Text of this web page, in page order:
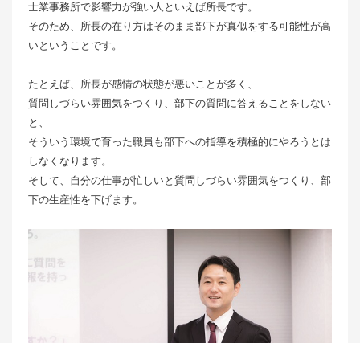
士業事務所で影響力が強い人といえば所長です。
そのため、所長の在り方はそのまま部下が真似をする可能性が高
いということです。
たとえば、所長が感情の状態が悪いことが多く、
質問しづらい雰囲気をつくり、部下の質問に答えることをしない
と、
そういう環境で育った職員も部下への指導を積極的にやろうとは
しなくなります。
そして、自分の仕事が忙しいと質問しづらい雰囲気をつくり、部
下の生産性を下げます。